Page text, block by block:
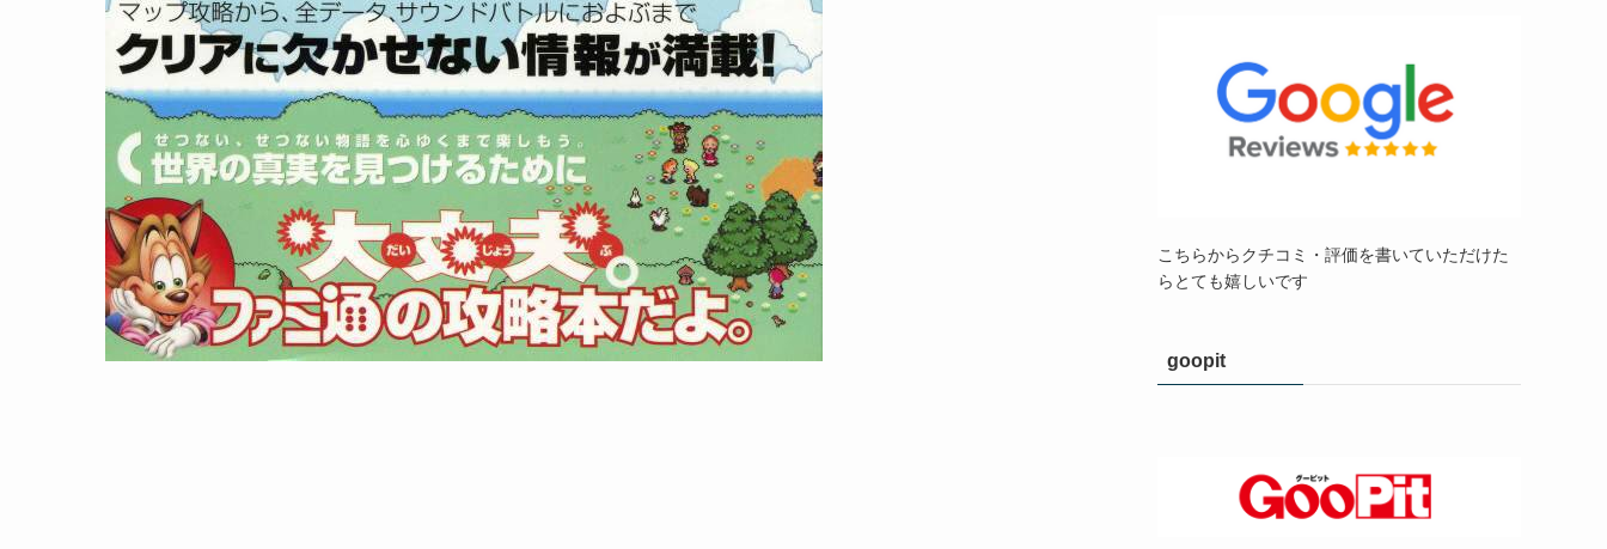
こちらからクチコミ・評価を書いていただけた
らとても嬉しいです
goopit